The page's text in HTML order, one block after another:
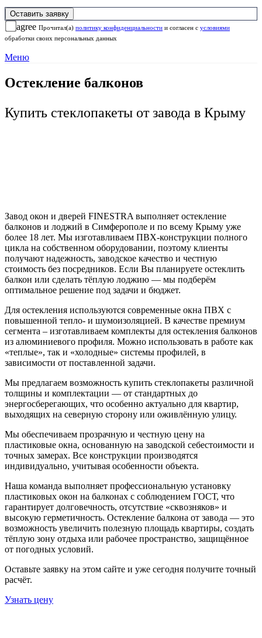
agree Прочитал(а) политику конфиденциальности и согласен с условиями
обработки своих персональных данных
Меню
Остекление балконов
Купить стеклопакеты от завода в Крыму
Завод окон и дверей FINESTRA выполняет остекление
балконов и лоджий в Симферополе и по всему Крыму уже
более 18 лет. Мы изготавливаем ПВХ-конструкции полного
цикла на собственном оборудовании, поэтому клиенты
получают надежность, заводское качество и честную
стоимость без посредников. Если Вы планируете остеклить
балкон или сделать тёплую лоджию — мы подберём
оптимальное решение под задачи и бюджет.
Для остекления используются современные окна ПВХ с
повышенной тепло- и шумоизоляцией. В качестве премиум
сегмента – изготавливаем комплекты для остекления балконов
из алюминиевого профиля. Можно использовать в работе как
«теплые», так и «холодные» системы профилей, в
зависимости от поставленной задачи.
Мы предлагаем возможность купить стеклопакеты различной
толщины и комплектации — от стандартных до
энергосберегающих, что особенно актуально для квартир,
выходящих на северную сторону или оживлённую улицу.
Мы обеспечиваем прозрачную и честную цену на
пластиковые окна, основанную на заводской себестоимости и
точных замерах. Все конструкции производятся
индивидуально, учитывая особенности объекта.
Наша команда выполняет профессиональную установку
пластиковых окон на балконах с соблюдением ГОСТ, что
гарантирует долговечность, отсутствие «сквозняков» и
высокую герметичность. Остекление балкона от завода — это
возможность увеличить полезную площадь квартиры, создать
тёплую зону отдыха или рабочее пространство, защищённое
от погодных условий.
Оставьте заявку на этом сайте и уже сегодня получите точный
расчёт.
Узнать цену